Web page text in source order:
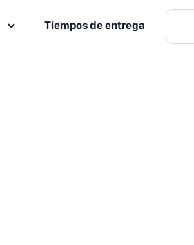
Tiempos de entrega